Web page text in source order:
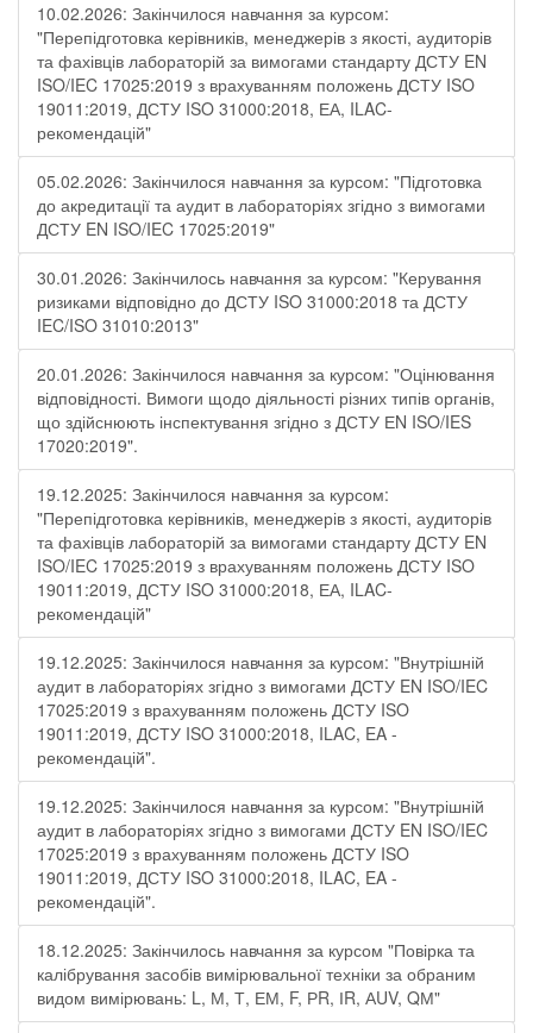
10.02.2026: Закінчилося навчання за курсом:
"Перепідготовка керівників, менеджерів з якості, аудиторів
та фахівців лабораторій за вимогами стандарту ДСТУ EN
ISO/IEC 17025:2019 з врахуванням положень ДСТУ ISO
19011:2019, ДСТУ ISO 31000:2018, ЕА, ILAC-
рекомендацій"
05.02.2026: Закінчилося навчання за курсом: "Підготовка
до акредитації та аудит в лабораторіях згідно з вимогами
ДСТУ EN ISO/IEC 17025:2019"
30.01.2026: Закінчилось навчання за курсом: "Керування
ризиками відповідно до ДСТУ ISO 31000:2018 та ДСТУ
IEC/ISO 31010:2013"
20.01.2026: Закінчилося навчання за курсом: "Оцінювання
відповідності. Вимоги щодо діяльності різних типів органів,
що здійснюють інспектування згідно з ДСТУ ЕN ISO/IES
17020:2019".
19.12.2025: Закінчилося навчання за курсом:
"Перепідготовка керівників, менеджерів з якості, аудиторів
та фахівців лабораторій за вимогами стандарту ДСТУ EN
ISO/IEC 17025:2019 з врахуванням положень ДСТУ ISO
19011:2019, ДСТУ ISO 31000:2018, ЕА, ILAC-
рекомендацій"
19.12.2025: Закінчилося навчання за курсом: "Внутрішній
аудит в лабораторіях згідно з вимогами ДСТУ EN ISO/IEC
17025:2019 з врахуванням положень ДСТУ ISO
19011:2019, ДСТУ ISO 31000:2018, ILAC, EA -
рекомендацій".
19.12.2025: Закінчилося навчання за курсом: "Внутрішній
аудит в лабораторіях згідно з вимогами ДСТУ EN ISO/IEC
17025:2019 з врахуванням положень ДСТУ ISO
19011:2019, ДСТУ ISO 31000:2018, ILAC, EA -
рекомендацій".
18.12.2025: Закінчилось навчання за курсом "Повірка та
калібрування засобів вимірювальної техніки за обраним
видом вимірювань: L, М, Т, ЕМ, F, РR, ІR, АUV, QМ"